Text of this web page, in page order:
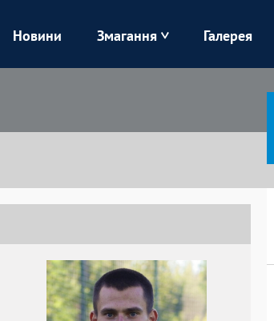
Колос
Новини Змагання Галерея